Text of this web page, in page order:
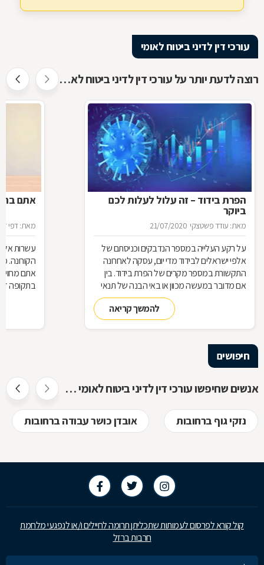
עורכי דין לדיני ביטוח לאומי
רוצה לדעת יותר על עורכי דין לדיני ביטוח לאומי ?
הפרת בידוד – זה עלול לעלות לכם
ביוקר
מאת: עודד פשטצקי 21/07/2020
על רקע העלייה במספר הנדבקים וכניסתם של
אלפי ישראלים לבידוד מדי יום, עסקה לאחרונה
התקשורת במספר מקרים של הפרת בידוד. בין
אם מדובר במעשה מכוון או באי הבנה של תנאי
הבידוד, להפרת הבידוד ישנן השלכות אותן חשוב
להמשך קריאה
אתם
מאת: דפי
עשרות
הקורונה.
אתם
בתקופה
חיפושים
אנשים שחיפשו עורכי דין לדיני ביטוח לאומי חיפשו גם
נזקי גוף ברחובות אובדן כושר עבודה ברחובות
קול קורא לפרסום לעמותות שתכליתן תרומה לחיילים ו/או לנפגעי מלחמת
חרבות ברזל